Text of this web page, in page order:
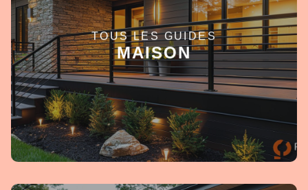
TOUS LES GUIDES
MAISON
EN SAVOIR +